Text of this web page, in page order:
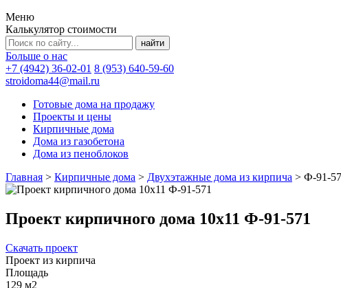
Меню
Калькулятор стоимости
Больше о нас
+7 (4942) 36-02-01 8 (953) 640-59-60
stroidoma44@mail.ru
Готовые дома на продажу
Проекты и цены
Кирпичные дома
Дома из газобетона
Дома из пеноблоков
Главная > Кирпичные дома > Двухэтажные дома из кирпича > Ф-91-
Проект кирпичного дома 10х11 Ф-91-571
Скачать проект
Проект из кирпича
Площадь
129 м2